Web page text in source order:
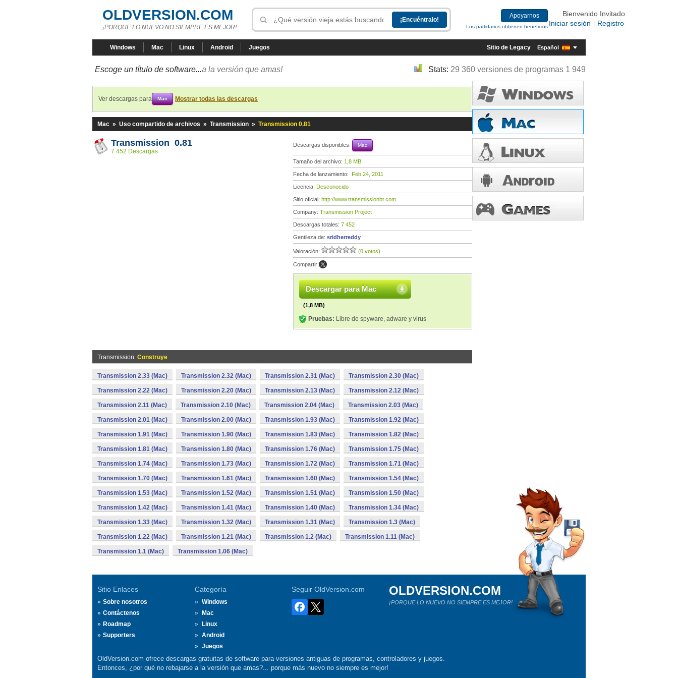
OLDVERSION.COM
¡PORQUE LO NUEVO NO SIEMPRE ES MEJOR!
Apoyarnos
Los partidarios obtienen beneficios
Bienvenido Invitado
Iniciar sesión
Registro
Windows Mac Linux Android Juegos Sitio de Legacy Español
Escoge un título de software...a la versión que amas! Stats: 29 360 versiones de programas 1 949
Ver descargas para Mac Mostrar todas las descargas
Mac » Uso compartido de archivos » Transmission » Transmission 0.81
Transmission 0.81
7 452 Descargas
Descargas disponibles: Mac
Tamaño del archivo: 1,8 MB
Fecha de lanzamiento: Feb 24, 2011
Licencia: Desconocido
Sitio oficial: http://www.transmissionbt.com
Company: Transmission Project
Descargas totales: 7 452
Gentileza de: sridherreddy
Valoración: (0 votos)
Compartir:
Descargar para Mac
(1,8 MB)
Pruebas: Libre de spyware, adware y virus
Transmission Construye
Transmission 2.33 (Mac) Transmission 2.32 (Mac) Transmission 2.31 (Mac) Transmission 2.30 (Mac)
Transmission 2.22 (Mac) Transmission 2.20 (Mac) Transmission 2.13 (Mac) Transmission 2.12 (Mac)
Transmission 2.11 (Mac) Transmission 2.10 (Mac) Transmission 2.04 (Mac) Transmission 2.03 (Mac)
Transmission 2.01 (Mac) Transmission 2.00 (Mac) Transmission 1.93 (Mac) Transmission 1.92 (Mac)
Transmission 1.91 (Mac) Transmission 1.90 (Mac) Transmission 1.83 (Mac) Transmission 1.82 (Mac)
Transmission 1.81 (Mac) Transmission 1.80 (Mac) Transmission 1.76 (Mac) Transmission 1.75 (Mac)
Transmission 1.74 (Mac) Transmission 1.73 (Mac) Transmission 1.72 (Mac) Transmission 1.71 (Mac)
Transmission 1.70 (Mac) Transmission 1.61 (Mac) Transmission 1.60 (Mac) Transmission 1.54 (Mac)
Transmission 1.53 (Mac) Transmission 1.52 (Mac) Transmission 1.51 (Mac) Transmission 1.50 (Mac)
Transmission 1.42 (Mac) Transmission 1.41 (Mac) Transmission 1.40 (Mac) Transmission 1.34 (Mac)
Transmission 1.33 (Mac) Transmission 1.32 (Mac) Transmission 1.31 (Mac) Transmission 1.3 (Mac)
Transmission 1.22 (Mac) Transmission 1.21 (Mac) Transmission 1.2 (Mac) Transmission 1.11 (Mac)
Transmission 1.1 (Mac) Transmission 1.06 (Mac)
Sitio Enlaces
Sobre nosotros
Contáctenos
Roadmap
Supporters
Categoría
Windows
Mac
Linux
Android
Juegos
Seguir OldVersion.com OLDVERSION.COM
¡PORQUE LO NUEVO NO SIEMPRE ES MEJOR!
OldVersion.com ofrece descargas gratuitas de software para versiones antiguas de programas, controladores y juegos.
Entonces, ¿por qué no rebajarse a la versión que amas?... porque más nuevo no siempre es mejor!